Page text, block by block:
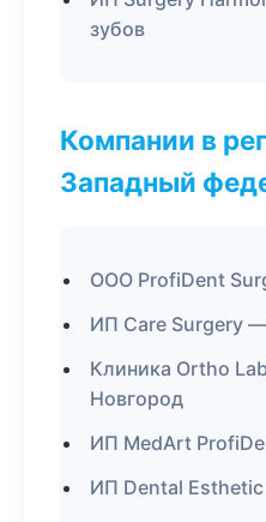
зубов
Компании в
Западный
ООО ProfiDent
ИП Care Surgery
Клиника Ortho
Новгород
ИП MedArt
ИП Dental